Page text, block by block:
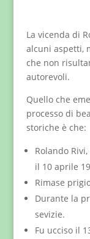
La vicenda di
alcuni aspetti,
che non
autorevoli.
Quello che
processo di
storiche è che:
Rolando
il 10 aprile
Rimase
Durante la
sevizie.
Fu ucciso il